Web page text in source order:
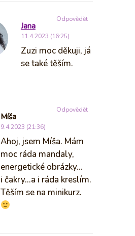
Jana
11.4.2023 (16:25)
Zuzi moc děkuji, já
se také těším.
Odpovědět
Míša
9.4.2023 (21:36)
Ahoj, jsem Míša. Mám
moc ráda mandaly,
energetické obrázky…
i čakry…a i ráda kreslím.
Těším se na minikurz.
Odpovědět